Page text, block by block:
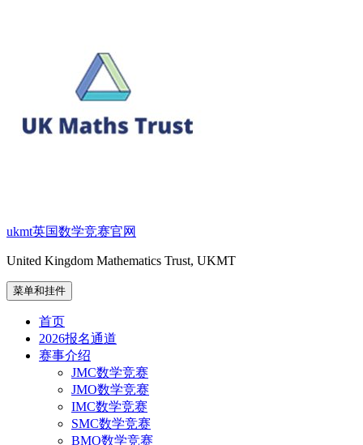
ukmt英国数学竞赛官网
United Kingdom Mathematics Trust, UKMT
菜单和挂件
首页
2026报名通道
赛事介绍
JMC数学竞赛
JMO数学竞赛
IMC数学竞赛
SMC数学竞赛
BMO数学竞赛